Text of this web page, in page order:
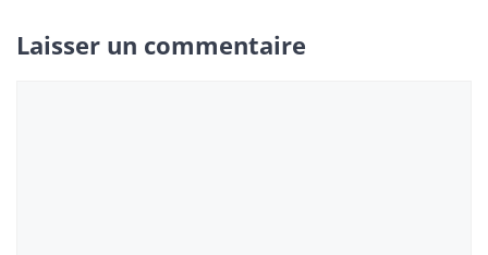
Laisser un commentaire